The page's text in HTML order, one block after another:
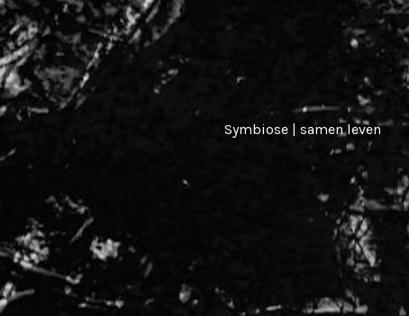
Symbiose | samen leven